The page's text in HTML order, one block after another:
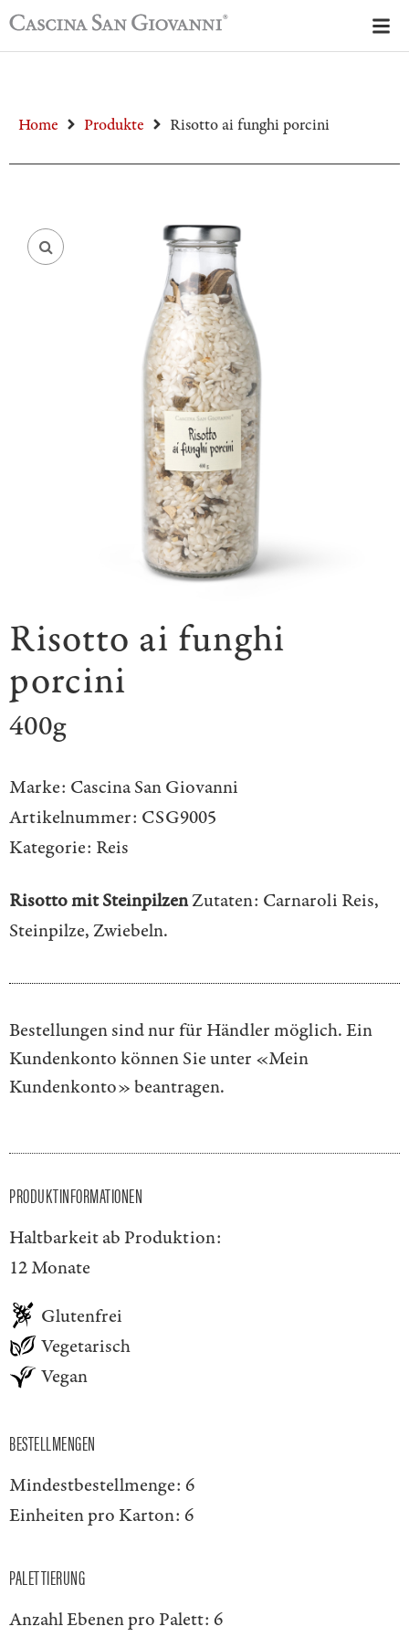
Home Produkte Risotto ai funghi porcini
Risotto ai funghi
porcini
400g
Marke: Cascina San Giovanni
Artikelnummer: CSG9005
Kategorie: Reis
Risotto mit SteinpilzenZutaten: Carnaroli Reis,
Steinpilze, Zwiebeln.
Bestellungen sind nur für Händler möglich. Ein
Kundenkonto können Sie unter «Mein
Kundenkonto»beantragen.
PRODUKTINFORMATIONEN
Haltbarkeit ab Produktion:
12 Monate
Glutenfrei
Vegetarisch
Vegan
BESTELLMENGEN
Mindestbestellmenge: 6
Einheiten pro Karton: 6
PALETTIERUNG
Anzahl Ebenen pro Palett: 6